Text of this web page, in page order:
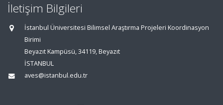
İletişim Bilgileri
İstanbul Üniversitesi Bilimsel Araştırma Projeleri Koordinasyon
Birimi
Beyazıt Kampüsü, 34119, Beyazıt
İSTANBUL
aves@istanbul.edu.tr